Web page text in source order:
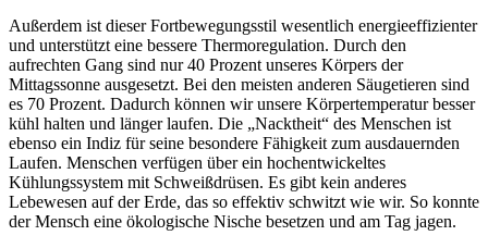
Außerdem ist dieser Fortbewegungsstil wesentlich energieeffizienter
und unterstützt eine bessere Thermoregulation. Durch den
aufrechten Gang sind nur 40 Prozent unseres Körpers der
Mittagssonne ausgesetzt. Bei den meisten anderen Säugetieren sind
es 70 Prozent. Dadurch können wir unsere Körpertemperatur besser
kühl halten und länger laufen. Die „Nacktheit“ des Menschen ist
ebenso ein Indiz für seine besondere Fähigkeit zum ausdauernden
Laufen. Menschen verfügen über ein hochentwickeltes
Kühlungssystem mit Schweißdrüsen. Es gibt kein anderes
Lebewesen auf der Erde, das so effektiv schwitzt wie wir. So konnte
der Mensch eine ökologische Nische besetzen und am Tag jagen.